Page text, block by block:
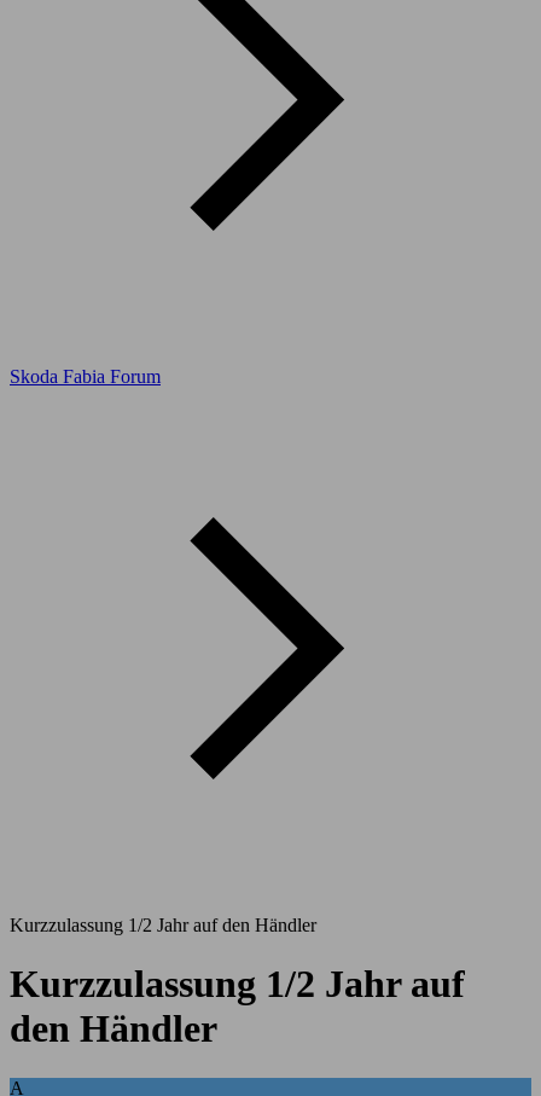
Skoda Fabia Forum
Kurzzulassung 1/2 Jahr auf den Händler
Kurzzulassung 1/2 Jahr auf
den Händler
A